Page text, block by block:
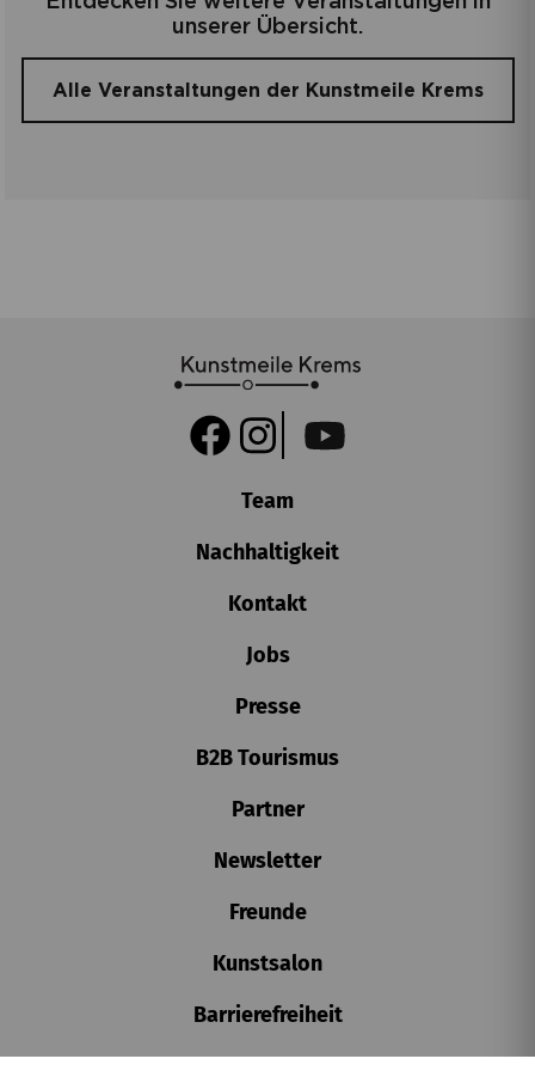
Die Teilnahme ist aufgrund der Größe der
Funkkopfhörer erst ab 12 Jahren möglich.
unserer Übersicht.
Alle Veranstaltungen der Kunstmeile Krems
Team
Nachhaltigkeit
Kontakt
Jobs
Presse
B2B Tourismus
Partner
Newsletter
Freunde
Kunstsalon
Barrierefreiheit